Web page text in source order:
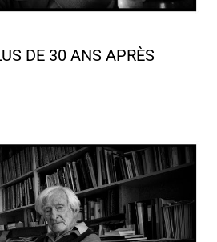
DE 30 ANS APRÈS